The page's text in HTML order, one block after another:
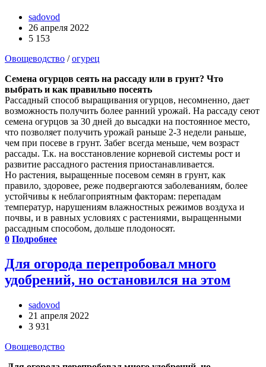
sadovod
26 апреля 2022
5 153
Овощеводство /огурец
Семена огурцов сеять на рассаду или в грунт? Что
выбрать и как правильно посеять
Рассадный способ выращивания огурцов, несомненно, дает
возможность получить более ранний урожай. На рассаду сеют
семена огурцов за 30 дней до высадки на постоянное место,
что позволяет получить урожай раньше 2-3 недели раньше,
чем при посеве в грунт. Забег всегда меньше, чем возраст
рассады. Т.к. на восстановление корневой системы рост и
развитие рассадного растения приостанавливается.
Но растения, выращенные посевом семян в грунт, как
правило, здоровее, реже подвергаются заболеваниям, более
устойчивы к неблагоприятным факторам: перепадам
температур, нарушениям влажностных режимов воздуха и
почвы, и в равных условиях с растениями, выращенными
рассадным способом, дольше плодоносят.
0 Подробнее
Для огорода перепробовал много
удобрений, но остановился на этом
sadovod
21 апреля 2022
3 931
Овощеводство